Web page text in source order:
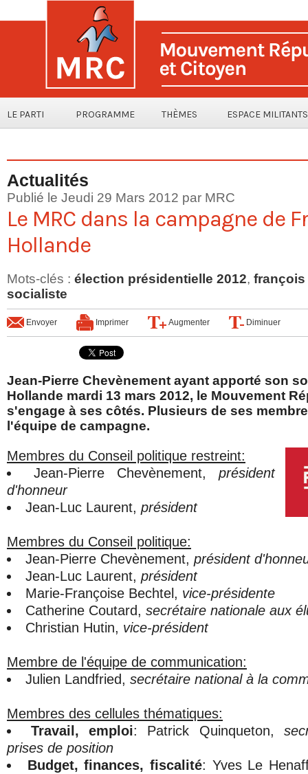
LE PARTI PROGRAMME THÈMES ESPACE MILITANTS
Actualités
Publié le Jeudi 29 Mars 2012 par MRC
Le MRC dans la campagne de
Hollande
Mots-clés : élection présidentielle 2012,
socialiste
Envoyer Imprimer Augmenter Diminuer
Jean-Pierre Chevènement ayant apporté son
Hollande mardi 13 mars 2012, le Mouvement
s'engage à ses côtés. Plusieurs de ses
l'équipe de campagne.
Membres du Conseil politique restreint:
Jean-Pierre Chevènement,président
d'honneur
Jean-Luc Laurent,président
Membres du Conseil politique:
Jean-Pierre Chevènement,président
Jean-Luc Laurent, président
Marie-Françoise Bechtel, vice-présidente
Catherine Coutard,secrétaire nationale aux
Christian Hutin, vice-président
Membre de l'équipe de communication:
Julien Landfried,secrétaire national à la
Membres des cellules thématiques:
Travail, emploi: Patrick Quinqueton,
prises de position
Budget, finances, fiscalité: Yves Le